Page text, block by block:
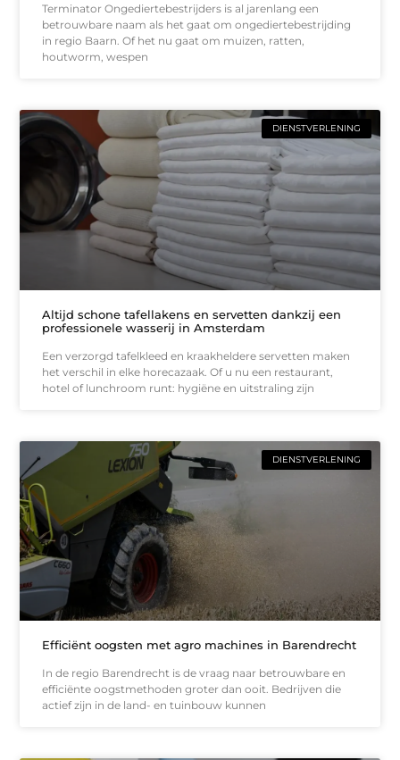
Terminator Ongediertebestrijders is al jarenlang een
betrouwbare naam als het gaat om ongediertebestrijding
in regio Baarn. Of het nu gaat om muizen, ratten,
houtworm, wespen
DIENSTVERLENING
Altijd schone tafellakens en servetten dankzij een
professionele wasserij in Amsterdam
Een verzorgd tafelkleed en kraakheldere servetten maken
het verschil in elke horecazaak. Of u nu een restaurant,
hotel of lunchroom runt: hygiëne en uitstraling zijn
DIENSTVERLENING
Efficiënt oogsten met agro machines in Barendrecht
In de regio Barendrecht is de vraag naar betrouwbare en
efficiënte oogstmethoden groter dan ooit. Bedrijven die
actief zijn in de land- en tuinbouw kunnen